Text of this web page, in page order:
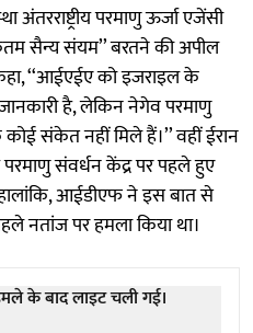
अंतरराष्ट्रीय परमाणु ऊर्जा एजेंसी
सैन्य संयम’’ बरतने की अपील
‘‘आईएईए को इजराइल के
है, लेकिन नेगेव परमाणु
संकेत नहीं मिले हैं।’’ वहीं ईरान
संवर्धन केंद्र पर पहले हुए
आईडीएफ ने इस बात से
नतांज पर हमला किया था।